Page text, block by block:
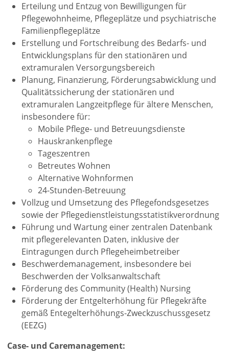
Erteilung und Entzug von Bewilligungen für
Pflegewohnheime, Pflegeplätze und psychiatrische
Familienpflegeplätze
Erstellung und Fortschreibung des Bedarfs- und
Entwicklungsplans für den stationären und
extramuralen Versorgungsbereich
Planung, Finanzierung, Förderungsabwicklung und
Qualitätssicherung der stationären und
extramuralen Langzeitpflege für ältere Menschen,
insbesondere für:
Mobile Pflege- und Betreuungsdienste
Hauskrankenpflege
Tageszentren
Betreutes Wohnen
Alternative Wohnformen
24-Stunden-Betreuung
Vollzug und Umsetzung des Pflegefondsgesetzes
sowie der Pflegedienstleistungsstatistikverordnung
Führung und Wartung einer zentralen Datenbank
mit pflegerelevanten Daten, inklusive der
Eintragungen durch Pflegeheimbetreiber
Beschwerdemanagement, insbesondere bei
Beschwerden der Volksanwaltschaft
Förderung des Community (Health) Nursing
Förderung der Entgelterhöhung für Pflegekräfte
gemäß Entegelterhöhungs-Zweckzuschussgesetz
(EEZG)
Case- und Caremanagement: